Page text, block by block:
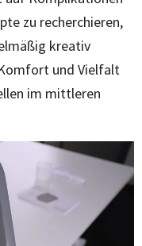
zu recherchieren,
kreativ
und Vielfalt
im mittleren